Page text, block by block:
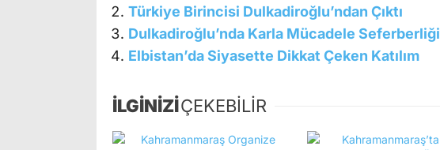
Türkiye Birincisi Dulkadiroğlu’ndan Çıktı
Dulkadiroğlu’nda Karla Mücadele Seferberliği
Elbistan’da Siyasette Dikkat Çeken Katılım
İLGİNİZİÇEKEBİLİR